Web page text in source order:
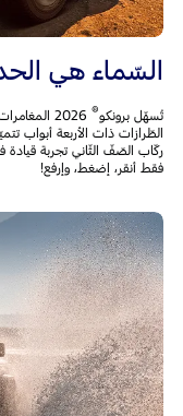
السّماء هي
تُسهّل برونكو®
2026
الطّرازات ذات الأربعة
ركّاب الصّفّ الثّاني تجربة قيادة
فقط أنقر، إضغط، وإرفع!